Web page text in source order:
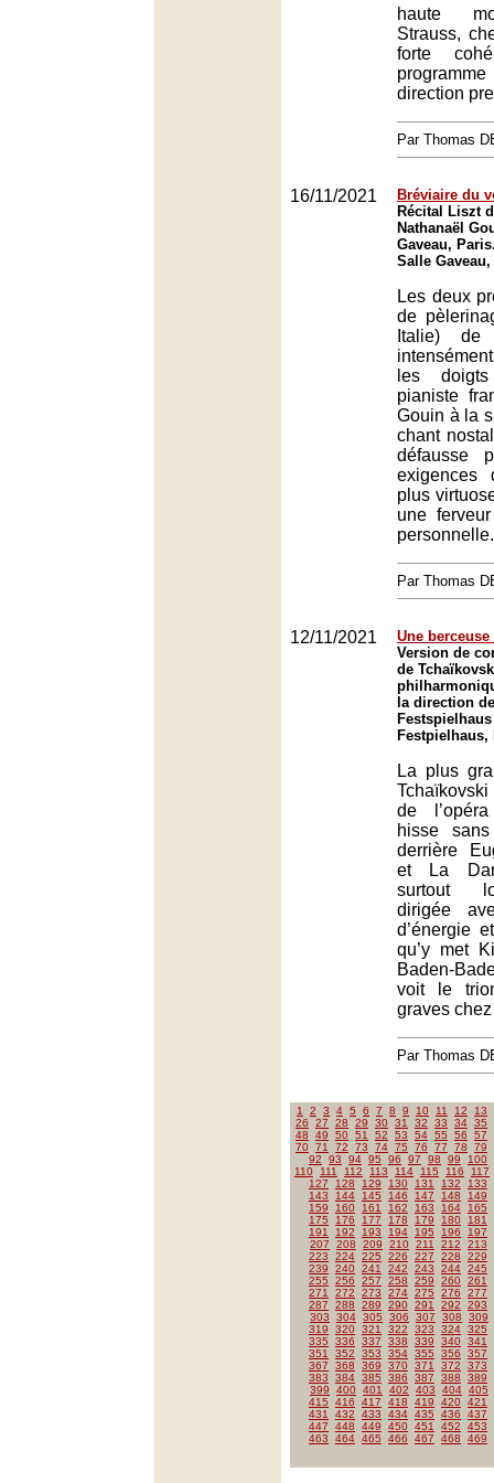
haute
Strauss,
forte
direction
Par Thomas
16/11/2021
Bréviaire du
Récital Liszt
Nathanaël
Gaveau,
Salle
Les deux
de
Italie) de
les
pianiste
Gouin à la
chant
défausse
exigences
plus
une
personnelle.
Par Thomas
12/11/2021
Une
Version de
de
la direction
Festpielhaus,
La plus
de
hisse
derrière
et La
surtout
dirigée
d’énergie
qu’y met
Baden-
voit le
graves
Par Thomas
1 2 3 4 5 6 7 8 9 10 11 12
13
26
27 28 29 30 31 32 33 34 35
48
49 50 51 52 53 54 55 56
57
70 71 72 73 74 75 76 77 78
79
92
93 94 95 96 97 98 99
100
110
111 112 113 114 115 116
117
127
128 129 130 131 132
133
143
144 145 146 147 148
149
159
160 161 162 163 164
165
175
176 177 178 179 180
181
191
192 193 194 195 196
197
207
208 209 210 211 212
213
223
224 225 226 227 228
229
239
240 241 242 243 244 245
255
256 257 258 259 260 261
271
272 273 274 275 276
277
287
288 289 290 291 292
293
303
304 305 306 307 308
309
319
320 321 322 323 324 325
335
336 337 338 339 340 341
351
352 353 354 355 356
357
367
368 369 370 371 372
373
383
384 385 386 387 388
389
399
400 401 402 403 404 405
415
416 417 418 419 420 421
431
432 433 434 435 436
437
447
448 449 450 451 452
453
463
464 465 466 467 468 469